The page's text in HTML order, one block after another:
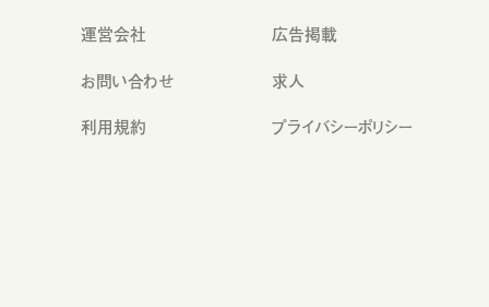
運営会社
広告掲載
お問い合わせ
求人
利用規約 プライバシーポリシー